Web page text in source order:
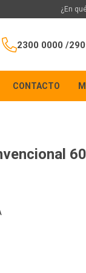
¿En
2300 0000 /
CONTACTO